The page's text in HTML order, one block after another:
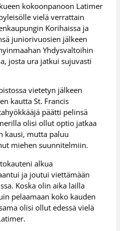
kokoonpanoon Latimer
vielä verrattain
Korihaissa ja
juniorivuosien jälkeen
Yhdysvaltoihin
josta ura jatkui sujuvasti
vietetyn jälkeen
kautta St. Francis
päätti pelinsä
olisi ollut optio jatkaa
kausi, mutta paluu
miehen suunnitelmiin.
alkua
ja joutui viettämään
Koska olin aika lailla
pelaamaan koko kauden
olisi ollut edessä vielä